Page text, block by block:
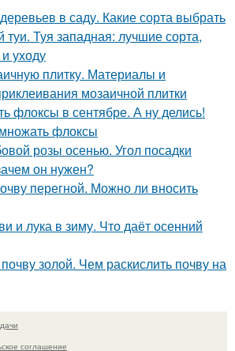
в саду. Какие сорта выбрать
туи. Туя западная: лучшие сорта,
уходу
плитку. Материалы и
мозаичной плитки
флоксы в сентябре. А ну делись!
флоксы
розы осенью. Угол посадки
он нужен?
перегной. Можно ли вносить
и лука в зиму. Что даёт осенний
золой. Чем раскислить почву на
соглашение